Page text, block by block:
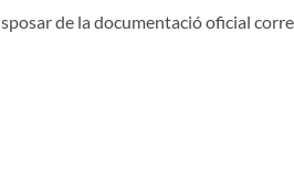
de la documentació oficial